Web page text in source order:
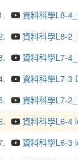
資料科學L8-
資料科學L8-
資料科學L7-
資料科學L7-3
資料科學L7-
資料科學L6-4
資料科學L6-3